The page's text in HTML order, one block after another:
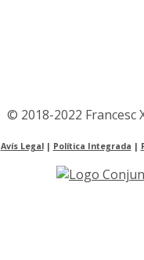
© 2018-2022 Francesc
Avís Legal| Política Integrada |